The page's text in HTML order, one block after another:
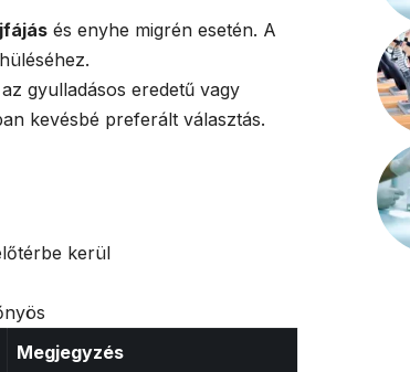
és enyhe migrén esetén. A
gyulladásos eredetű vagy
kevésbé preferált választás.
kerül
Megjegyzés